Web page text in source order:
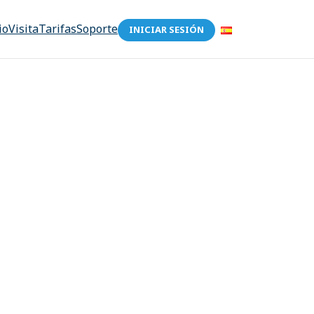
VisitaTarifasSoporte INICIAR SESIÓN